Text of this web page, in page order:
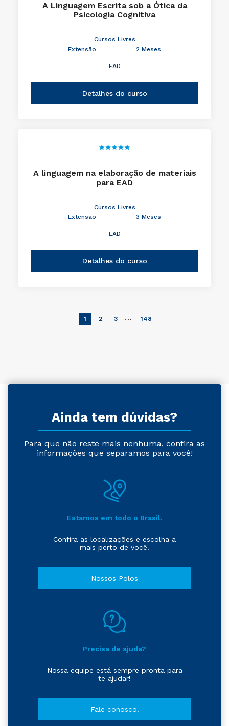
A Linguagem Escrita sob a Ótica da
Psicologia Cognitiva
Cursos Livres
Extensão
2 Meses
EAD
Detalhes do curso
A linguagem na elaboração de materiais
para EAD
Cursos Livres
Extensão
3 Meses
EAD
Detalhes do curso
1 2 3 … 148
Ainda tem dúvidas?
Para que não reste mais nenhuma, confira as
informações que separamos para você!
Estamos em todo o Brasil.
Confira as localizações e escolha a
mais perto de você!
Nossos Polos
Precisa de ajuda?
Nossa equipe está sempre pronta para
te ajudar!
Fale conosco!